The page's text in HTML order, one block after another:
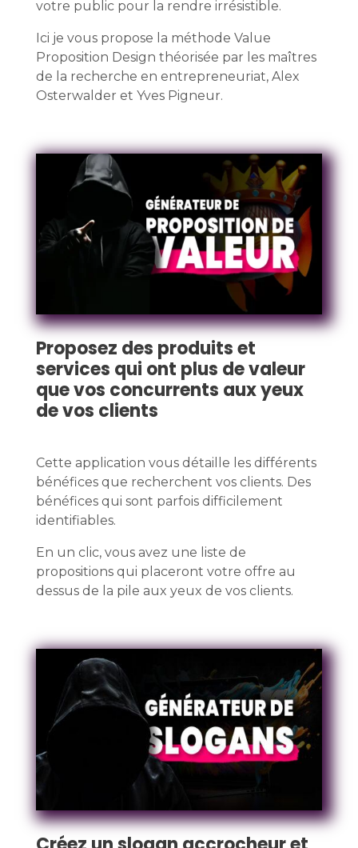
votre public pour la rendre irrésistible.
Ici je vous propose la méthode Value
Proposition Design théorisée par les maîtres
de la recherche en entrepreneuriat, Alex
Osterwalder et Yves Pigneur.
Proposez des produits et
services qui ont plus de valeur
que vos concurrents aux yeux
de vos clients
Cette application vous détaille les différents
bénéfices que recherchent vos clients. Des
bénéfices qui sont parfois difficilement
identifiables.
En un clic, vous avez une liste de
propositions qui placeront votre offre au
dessus de la pile aux yeux de vos clients.